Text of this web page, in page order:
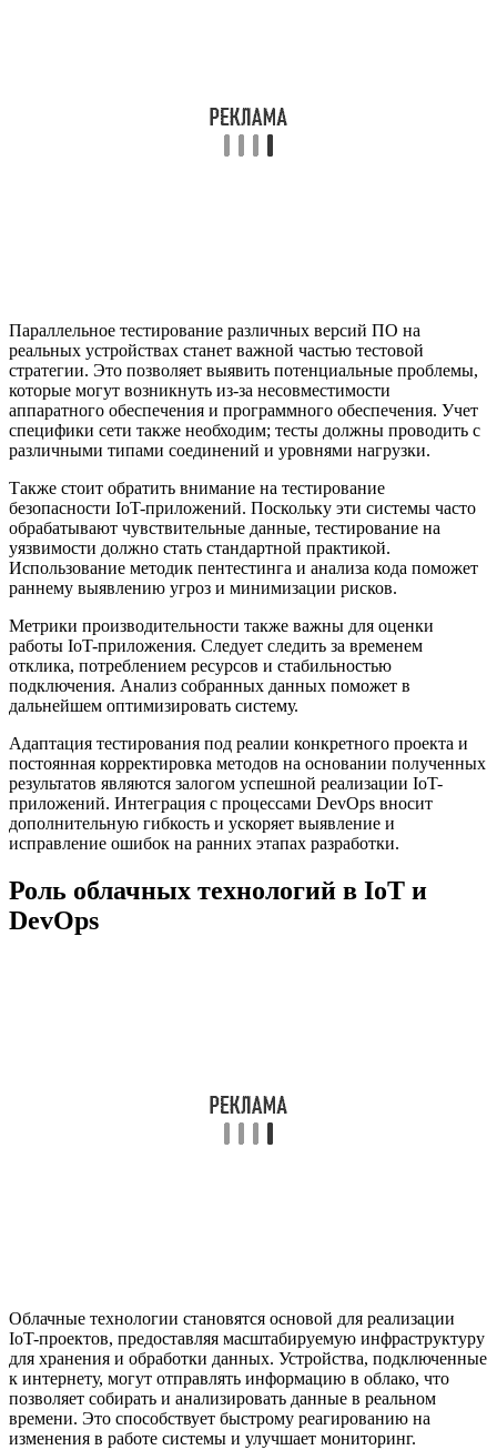
Параллельное тестирование различных версий ПО на
реальных устройствах станет важной частью тестовой
стратегии. Это позволяет выявить потенциальные проблемы,
которые могут возникнуть из-за несовместимости
аппаратного обеспечения и программного обеспечения. Учет
специфики сети также необходим; тесты должны проводить с
различными типами соединений и уровнями нагрузки.
Также стоит обратить внимание на тестирование
безопасности IoT-приложений. Поскольку эти системы часто
обрабатывают чувствительные данные, тестирование на
уязвимости должно стать стандартной практикой.
Использование методик пентестинга и анализа кода поможет
раннему выявлению угроз и минимизации рисков.
Метрики производительности также важны для оценки
работы IoT-приложения. Следует следить за временем
отклика, потреблением ресурсов и стабильностью
подключения. Анализ собранных данных поможет в
дальнейшем оптимизировать систему.
Адаптация тестирования под реалии конкретного проекта и
постоянная корректировка методов на основании полученных
результатов являются залогом успешной реализации IoT-
приложений. Интеграция с процессами DevOps вносит
дополнительную гибкость и ускоряет выявление и
исправление ошибок на ранних этапах разработки.
Роль облачных технологий в IoT и
DevOps
Облачные технологии становятся основой для реализации
IoT-проектов, предоставляя масштабируемую инфраструктуру
для хранения и обработки данных. Устройства, подключенные
к интернету, могут отправлять информацию в облако, что
позволяет собирать и анализировать данные в реальном
времени. Это способствует быстрому реагированию на
изменения в работе системы и улучшает мониторинг.